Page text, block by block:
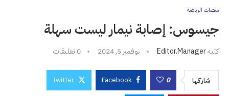
منصات الرياضة
جيسوس: إصابة نيمار ليست سهلة
كتبهEditor.manager نوفمبر 5, 2024 0 تعليقات
شاركها 0
Facebook
Twitter